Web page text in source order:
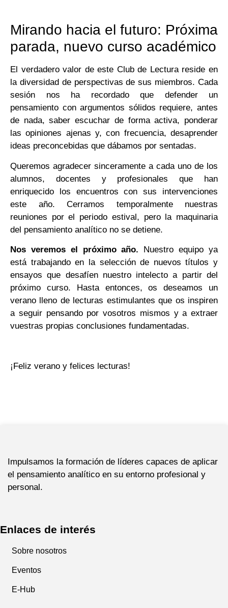
Mirando hacia el futuro: Próxima
parada, nuevo curso académico
El verdadero valor de este Club de Lectura reside en
la diversidad de perspectivas de sus miembros. Cada
sesión nos ha recordado que defender un
pensamiento con argumentos sólidos requiere, antes
de nada, saber escuchar de forma activa, ponderar
las opiniones ajenas y, con frecuencia, desaprender
ideas preconcebidas que dábamos por sentadas.
Queremos agradecer sinceramente a cada uno de los
alumnos, docentes y profesionales que han
enriquecido los encuentros con sus intervenciones
este año. Cerramos temporalmente nuestras
reuniones por el periodo estival, pero la maquinaria
del pensamiento analítico no se detiene.
Nos veremos el próximo año. Nuestro equipo ya
está trabajando en la selección de nuevos títulos y
ensayos que desafíen nuestro intelecto a partir del
próximo curso. Hasta entonces, os deseamos un
verano lleno de lecturas estimulantes que os inspiren
a seguir pensando por vosotros mismos y a extraer
vuestras propias conclusiones fundamentadas.
¡Feliz verano y felices lecturas!
Impulsamos la formación de líderes capaces de aplicar
el pensamiento analítico en su entorno profesional y
personal.
Enlaces de interés
Sobre nosotros
Eventos
E-Hub